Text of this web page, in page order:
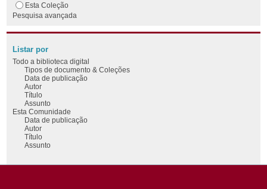
Esta Coleção
Pesquisa avançada
Listar por
Todo a biblioteca digital
Tipos de documento & Coleções
Data de publicação
Autor
Título
Assunto
Esta Comunidade
Data de publicação
Autor
Título
Assunto